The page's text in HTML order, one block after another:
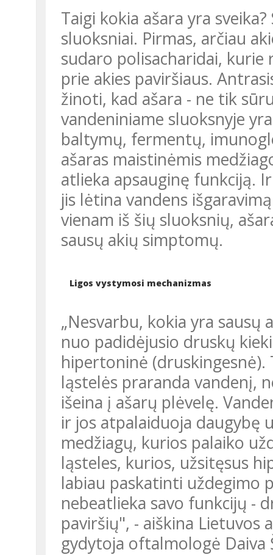
Taigi kokia ašara yra
sluoksniai. Pirmas, arčiau
sudaro polisacharidai,
prie akies paviršiaus.
žinoti, kad ašara - ne tik
vandeniniame sluoksnyje
baltymų, fermentų,
ašaras maistinėmis
atlieka apsauginę funkciją.
jis lėtina vandens
vienam iš šių sluoksnių,
sausų akių simptomų.
Ligos vystymosi mechanizmas
„Nesvarbu, kokia yra sausų
nuo padidėjusio druskų
hipertoninė (druskingesnė).
ląstelės praranda vandenį,
išeina į ašarų plėvelę.
ir jos atpalaiduoja daugybę
medžiagų, kurios palaiko
ląsteles, kurios, užsitęsus
labiau paskatinti uždegimo
nebeatlieka savo funkcijų -
paviršių", - aiškina Lietuvos
gydytoja oftalmologė Daiva